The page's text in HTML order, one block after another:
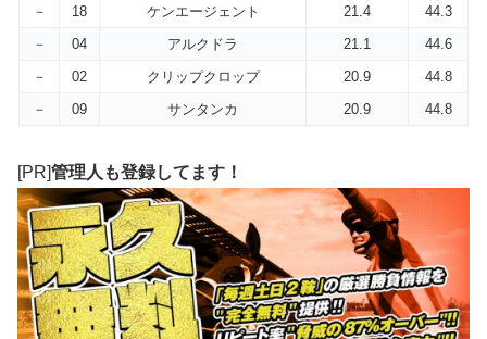
－
18 ケンエージェント 21.4
44.3
－
04 アルクドラ 21.1
44.6
－
02 クリップクロップ 20.9
44.8
－
09 サンタンカ 20.9 44.8
[PR]管理人も登録してます！